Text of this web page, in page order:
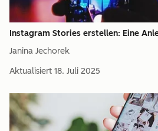
Instagram Stories erstellen: Eine
Janina Jechorek
Aktualisiert 18. Juli 2025